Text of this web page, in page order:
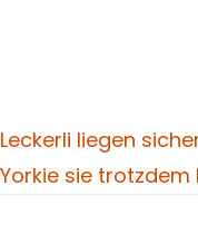
Leckerli liegen
Yorkie sie